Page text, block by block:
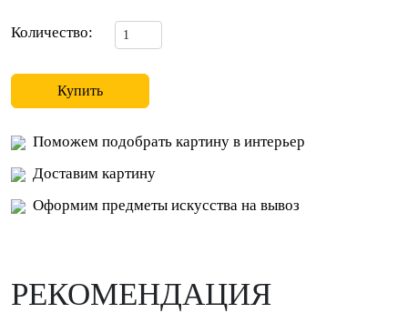
Количество:
Купить
Поможем подобрать картину в интерьер
Доставим картину
Оформим предметы искусства на вывоз
РЕКОМЕНДАЦИЯ